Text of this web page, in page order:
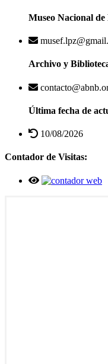
Museo Nacional
Archivo y
Última fecha de
10/08/2026
Contador de Visitas: